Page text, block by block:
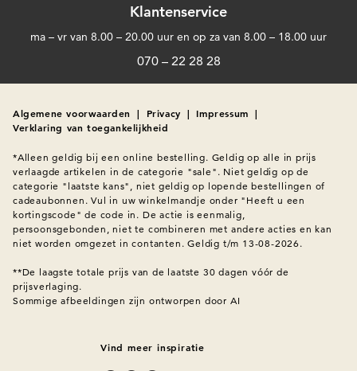
Klantenservice
ma – vr van 8.00 – 20.00 uur en op za van 8.00 – 18.00 uur
070 – 22 28 28
Algemene voorwaarden | Privacy | Impressum |
Verklaring van toegankelijkheid
*Alleen geldig bij een online bestelling. Geldig op alle in prijs
verlaagde artikelen in de categorie "sale". Niet geldig op de
categorie "laatste kans", niet geldig op lopende bestellingen of
cadeaubonnen. Vul in uw winkelmandje onder "Heeft u een
kortingscode" de code in. De actie is eenmalig,
persoonsgebonden, niet te combineren met andere acties en kan
niet worden omgezet in contanten. Geldig t/m 13-08-2026.
**De laagste totale prijs van de laatste 30 dagen vóór de
prijsverlaging.
Sommige afbeeldingen zijn ontworpen door AI
Vind meer inspiratie